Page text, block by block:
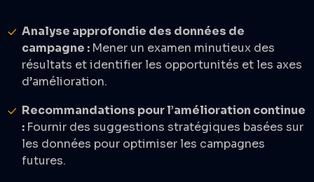
Analyse approfondie des données de
campagne : Mener un examen minutieux des
résultats et identifier les opportunités et les axes
d’amélioration.​
Recommandations pour l’amélioration continue
: Fournir des suggestions stratégiques basées sur
les données pour optimiser les campagnes
futures.